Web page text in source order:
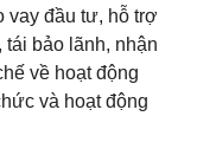
vay đầu tư, hỗ trợ
tái bảo lãnh, nhận
về hoạt động
và hoạt động